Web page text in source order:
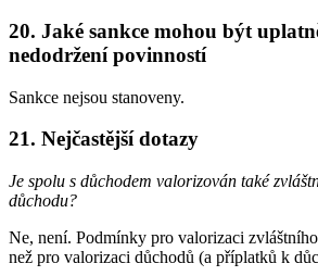
20. Jaké sankce mohou být
nedodržení povinností
Sankce nejsou stanoveny.
21. Nejčastější dotazy
Je spolu s důchodem valorizován také
důchodu?
Ne, není. Podmínky pro valorizaci
než pro valorizaci důchodů (a příplatků k